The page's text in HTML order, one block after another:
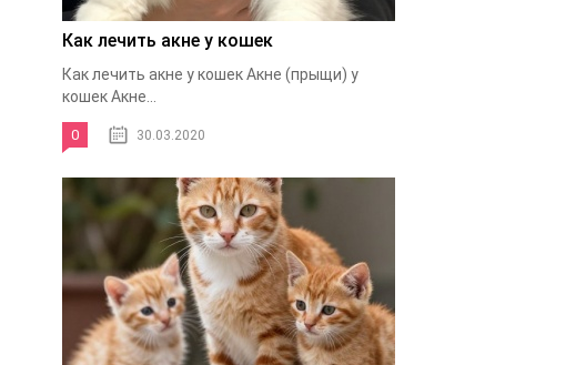
Как лечить акне у кошек
Как лечить акне у кошек Акне (прыщи) у
кошек Акне...
0 30.03.2020